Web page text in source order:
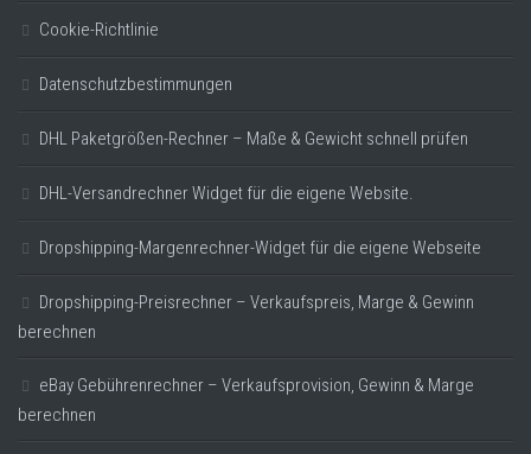
Cookie-Richtlinie
Datenschutzbestimmungen
DHL Paketgrößen-Rechner – Maße & Gewicht schnell prüfen
DHL-Versandrechner Widget für die eigene Website.
Dropshipping-Margenrechner-Widget für die eigene Webseite
Dropshipping-Preisrechner – Verkaufspreis, Marge & Gewinn
berechnen
eBay Gebührenrechner – Verkaufsprovision, Gewinn & Marge
berechnen